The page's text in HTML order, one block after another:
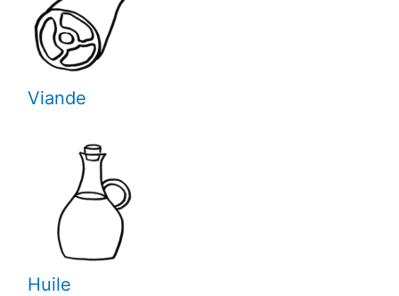
Viande
Huile